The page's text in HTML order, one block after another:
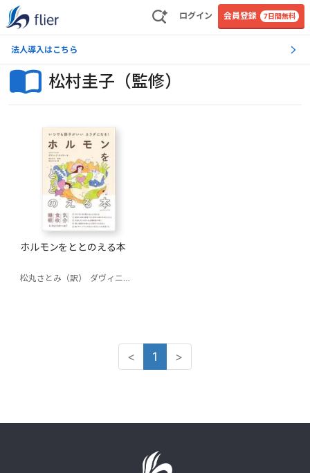
ログイン 会員登録 7日間無料
法人導入はこちら
松村圭子（監修）
ホルモンをととのえる本
松丸さとみ（訳） ダヴィニア・テイラー
< 1 >